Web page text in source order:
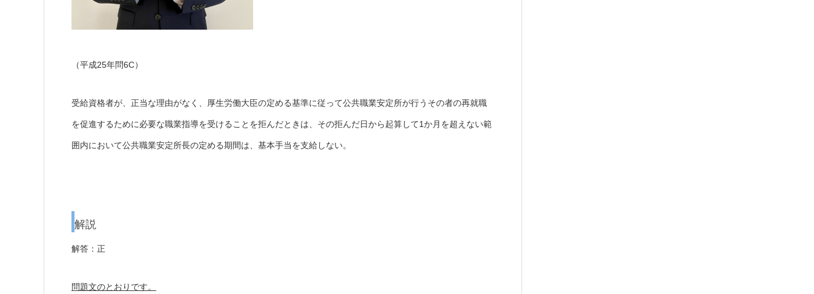
（平成25年問6C）
受給資格者が、正当な理由がなく、厚生労働大臣の定める基準に従って公共職業安定所が行うその者の再就職
を促進するために必要な職業指導を受けることを拒んだときは、その拒んだ日から起算して1か月を超えない範
囲内において公共職業安定所長の定める期間は、基本手当を支給しない。
解説
解答：正
問題文のとおりです。